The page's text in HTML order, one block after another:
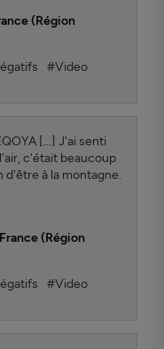
(Région
#Video
[...] J'ai senti
c'était beaucoup
d'être à la montagne.
(Région
#Video